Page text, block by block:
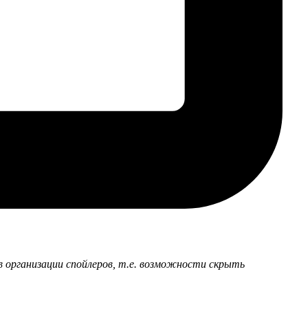
организации спойлеров, т.е. возможности скрыть